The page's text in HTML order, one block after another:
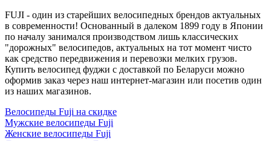
FUJI - один из старейших велосипедных брендов актуальных
в современности! Основанный в далеком 1899 году в Японии
по началу занимался производством лишь классических
"дорожных" велосипедов, актуальных на тот момент чисто
как средство передвижения и перевозки мелких грузов.
Купить велосипед фуджи с доставкой по Беларуси можно
оформив заказ через наш интернет-магазин или посетив один
из наших магазинов.
Велосипеды Fuji на скидке
Мужские велосипеды Fuji
Женские велосипеды Fuji